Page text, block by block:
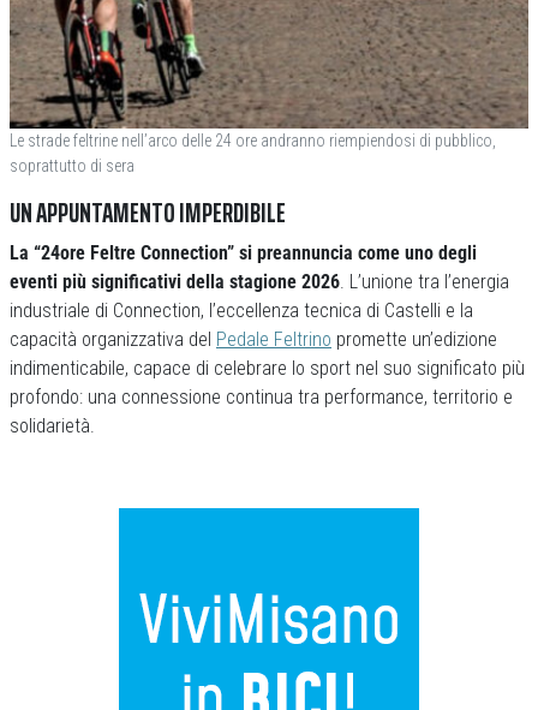
Le strade feltrine nell’arco delle 24 ore andranno riempiendosi di pubblico,
soprattutto di sera
UN APPUNTAMENTO IMPERDIBILE
La “24ore Feltre Connection” si preannuncia come uno degli
eventi più significativi della stagione 2026. L’unione tra l’energia
industriale di Connection, l’eccellenza tecnica di Castelli e la
capacità organizzativa del Pedale Feltrino promette un’edizione
indimenticabile, capace di celebrare lo sport nel suo significato più
profondo: una connessione continua tra performance, territorio e
solidarietà.